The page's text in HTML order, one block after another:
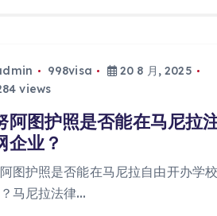
998visa
20 8 月, 2025
views
阿图护照是否能在马尼拉
企业？
图护照是否能在马尼拉自由开办学
马尼拉法律…